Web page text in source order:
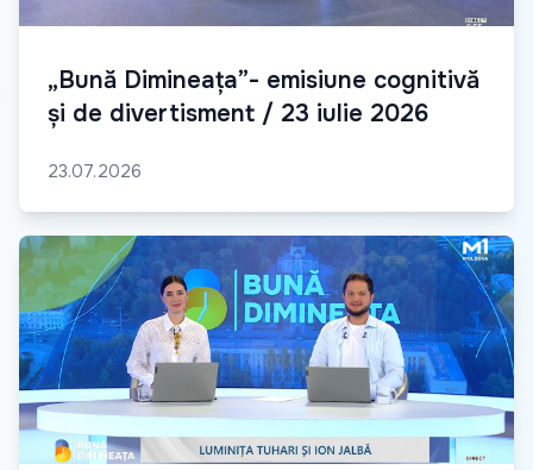
„Bună Dimineața”- emisiune cognitivă
și de divertisment / 23 iulie 2026
23.07.2026